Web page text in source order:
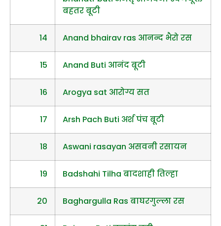
बहतर बूटी
14 Anand bhairav ras आनन्द भैरो रस
15 Anand Buti आनंद बूटी
16 Arogya sat आरोग्य सत
17 Arsh Pach Buti अर्श पंच बूटी
18 Aswani rasayan असवनी रसायन
19 Badshahi Tilha बादशाही तिल्हा
20 Baghargulla Ras बाघरगुल्ला रस